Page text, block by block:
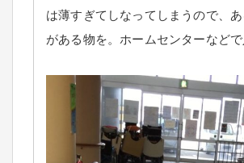
は薄すぎてしなってしまうので、
がある物を。ホームセンターなどで